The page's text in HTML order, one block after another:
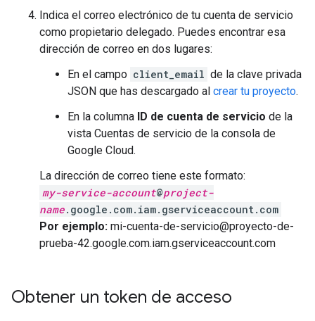
Indica el correo electrónico de tu cuenta de servicio
como propietario delegado. Puedes encontrar esa
dirección de correo en dos lugares:
En el campo client_email de la clave privada
JSON que has descargado al crear tu proyecto.
En la columna ID de cuenta de servicio de la
vista Cuentas de servicio de la consola de
Google Cloud.
La dirección de correo tiene este formato:
my-service-account@project-
name.google.com.iam.gserviceaccount.com
Por ejemplo: mi-cuenta-de-servicio@proyecto-de-
prueba-42.google.com.iam.gserviceaccount.com
Obtener un token de acceso